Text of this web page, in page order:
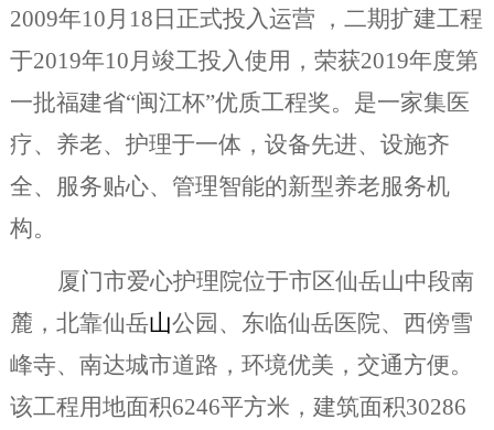
2009年10月18日正式投入运营 ，二期扩建工程
于2019年10月竣工投入使用，荣获2019年度第
一批福建省“闽江杯”优质工程奖。是一家集医
疗、养老、护理于一体，设备先进、设施齐
全、服务贴心、管理智能的新型养老服务机
构。
厦门市爱心护理院位于市区仙岳山中段南
麓，北靠仙岳山公园、东临仙岳医院、西傍雪
峰寺、南达城市道路，环境优美，交通方便。
该工程用地面积6246平方米，建筑面积30286